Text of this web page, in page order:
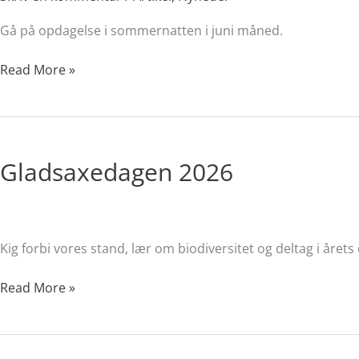
Gå på opdagelse i sommernatten i juni måned.
Read More »
Gladsaxedagen 2026
Kig forbi vores stand, lær om biodiversitet og deltag i årets
Read More »